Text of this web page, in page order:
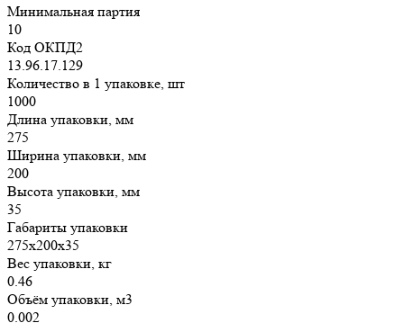
Минимальная партия
10
Код ОКПД2
13.96.17.129
Количество в 1 упаковке, шт
1000
Длина упаковки, мм
275
Ширина упаковки, мм
200
Высота упаковки, мм
35
Габариты упаковки
275х200х35
Вес упаковки, кг
0.46
Объём упаковки, м3
0.002